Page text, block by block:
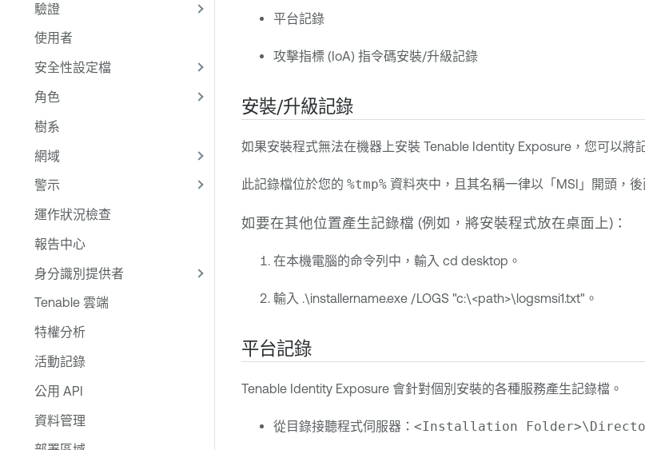
驗證
使用者
安全性設定檔
角色
樹系
網域
警示
運作狀況檢查
報告中心
身分識別提供者
Tenable 雲端
特權分析
活動記錄
公用 API
資料管理
平台記錄
攻擊指標 (IoA) 指令碼安裝/升級記錄
安裝/升級記錄
如果安裝程式無法在機器上安裝 Tenable Identity Exposure，您可以
此記錄檔位於您的 %tmp%資料夾中，且其名稱一律以「MSI」開頭，
如要在其他位置產生記錄檔 (例如，將安裝程式放在桌面上)：
在本機電腦的命令列中，輸入 cd desktop。
輸入 .\installername.exe /LOGS "c:\<path>\logsmsi1.txt"。
平台記錄
Tenable Identity Exposure會針對個別安裝的各種服務產生記錄檔。
從目錄接聽程式伺服器： <Installation